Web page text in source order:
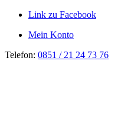
Link zu Facebook
Mein Konto
Telefon: 0851 / 21 24 73 76